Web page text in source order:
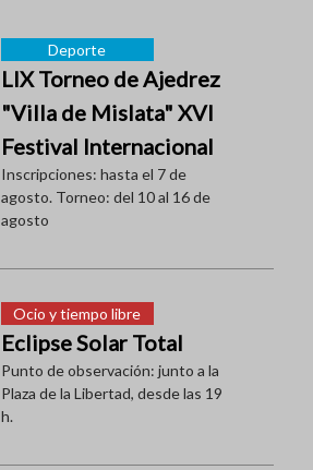
Deporte
LIX Torneo de Ajedrez
"Villa de Mislata" XVI
Festival Internacional
Inscripciones: hasta el 7 de
agosto. Torneo: del 10 al 16 de
agosto
Ocio y tiempo libre
Eclipse Solar Total
Punto de observación: junto a la
Plaza de la Libertad, desde las 19
h.